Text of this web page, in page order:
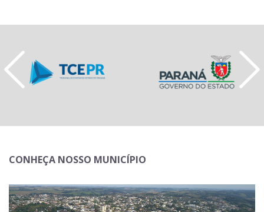
CONHEÇA NOSSO MUNICÍPIO